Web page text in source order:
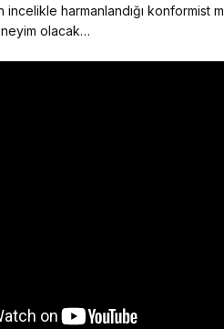
incelikle harmanlandığı
olacak…